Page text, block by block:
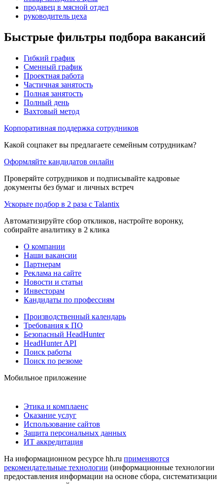
продавец в мясной отдел
руководитель цеха
Быстрые фильтры подбора вакансий
Гибкий график
Сменный график
Проектная работа
Частичная занятость
Полная занятость
Полный день
Вахтовый метод
Корпоративная поддержка сотрудников
Какой соцпакет вы предлагаете семейным сотрудникам?
Оформляйте кандидатов онлайн
Проверяйте сотрудников и подписывайте кадровые
документы без бумаг и личных встреч
Ускорьте подбор в 2 раза с Talantix
Автоматизируйте сбор откликов, настройте воронку,
собирайте аналитику в 2 клика
О компании
Наши вакансии
Партнерам
Реклама на сайте
Новости и статьи
Инвесторам
Кандидаты по профессиям
Производственный календарь
Требования к ПО
Безопасный HeadHunter
HeadHunter API
Поиск работы
Поиск по резюме
Мобильное приложение
Этика и комплаенс
Оказание услуг
Использование сайтов
Защита персональных данных
ИТ аккредитация
На информационном ресурсе hh.ru применяются
рекомендательные технологии (информационные технологии
предоставления информации на основе сбора, систематизации